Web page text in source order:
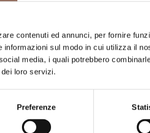
contenuti ed annunci, per fornire
informazioni sul modo in cui utilizza il
media, i quali potrebbero
loro servizi.
Preferenze
VIA
+39 339
Roero